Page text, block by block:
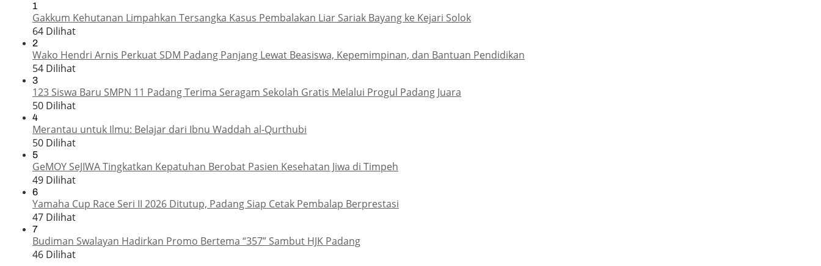
1
Gakkum Kehutanan Limpahkan Tersangka Kasus Pembalakan Liar Sariak Bayang ke Kejari Solok
64 Dilihat
2
Wako Hendri Arnis Perkuat SDM Padang Panjang Lewat Beasiswa, Kepemimpinan, dan Bantuan Pendidikan
54 Dilihat
3
123 Siswa Baru SMPN 11 Padang Terima Seragam Sekolah Gratis Melalui Progul Padang Juara
50 Dilihat
4
Merantau untuk Ilmu: Belajar dari Ibnu Waddah al-Qurthubi
50 Dilihat
5
GeMOY SeJIWA Tingkatkan Kepatuhan Berobat Pasien Kesehatan Jiwa di Timpeh
49 Dilihat
6
Yamaha Cup Race Seri II 2026 Ditutup, Padang Siap Cetak Pembalap Berprestasi
47 Dilihat
7
Budiman Swalayan Hadirkan Promo Bertema “357” Sambut HJK Padang
46 Dilihat